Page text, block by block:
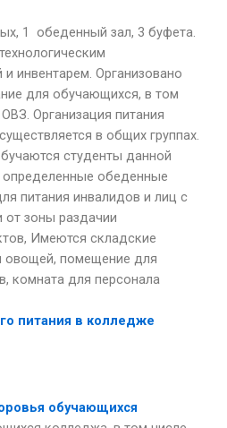
1 обеденный зал, 3 буфета.
инвентарем. Организовано
для обучающихся, в том
Организация питания
в общих группах.
студенты данной
определенные обеденные
питания инвалидов и лиц с
от зоны раздачии
Имеются складские
овощей, помещение для
комната для персонала
питания в колледже
обучающихся